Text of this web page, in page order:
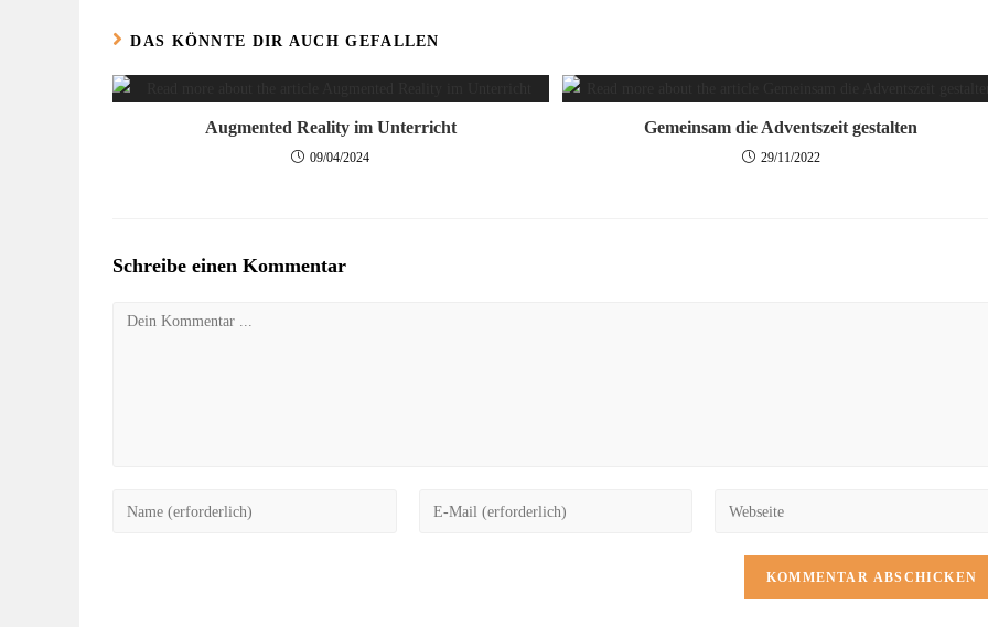
DAS KÖNNTE DIR AUCH GEFALLEN
Augmented Reality im Unterricht
09/04/2024
Gemeinsam die Adventszeit gestalten
29/11/2022
Schreibe einen Kommentar